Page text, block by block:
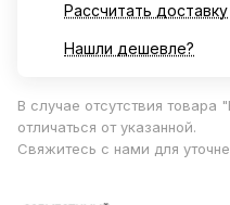
Рассчитать доставку
Нашли дешевле?
В случае отсутствия
отличаться от указанной.
Свяжитесь с нами для